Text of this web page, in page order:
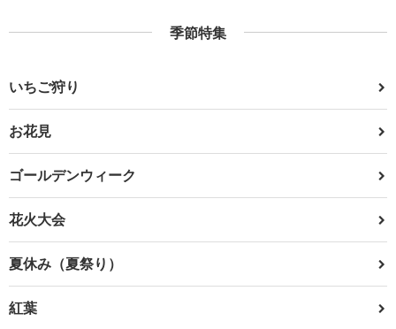
季節特集
いちご狩り
お花見
ゴールデンウィーク
花火大会
夏休み（夏祭り）
紅葉